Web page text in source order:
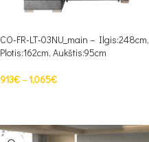
CO-FR-LT-03NU_main – Ilgis:248cm,
Plotis:162cm, Aukštis:95cm
913€–1,065€